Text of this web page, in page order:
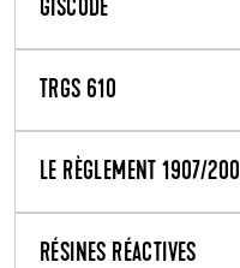
GISCODE
TRGS 610
LE RÈGLEMENT 1907/
RÉSINES RÉACTIVES